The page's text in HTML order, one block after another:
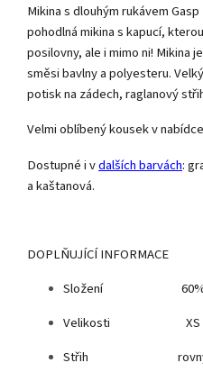
Mikina s dlouhým rukávem
pohodlná mikina s kapucí,
posilovny, ale i mimo ni! Mikina
směsi bavlny a polyesteru.
potisk na zádech, raglanový
Velmi oblíbený kousek v
Dostupné i vdalších barvách:
a kaštanová.
DOPLŇUJÍCÍ INFORMACE
Složení 60%
Velikosti XS –
Střih